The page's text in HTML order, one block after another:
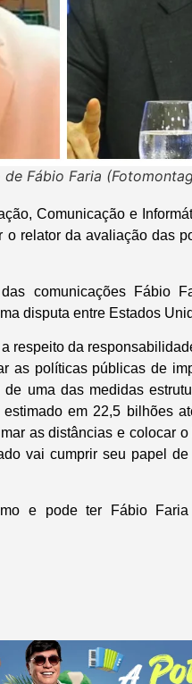
Fábio Faria
Comunicação e
relator da avaliação das
comunicações Fábio
disputa entre Estados
respeito da
as políticas públicas de
uma das medidas
em 22,5 bilhões
as distâncias e colocar
vai cumprir seu papel
e pode ter Fábio